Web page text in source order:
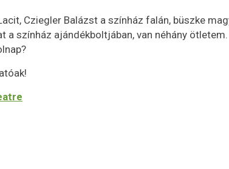
Cziegler Balázst a színház falán, büszke
a színház ajándékboltjában, van néhány